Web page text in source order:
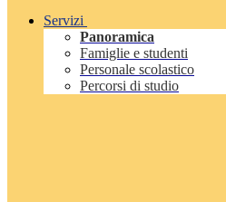
Servizi
Panoramica
Famiglie e studenti
Personale scolastico
Percorsi di studio